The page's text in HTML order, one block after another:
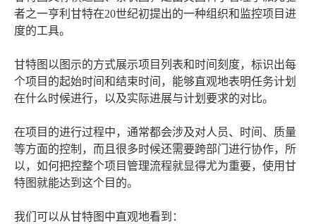
者之一亨利甘特在20世纪初提出的一种组织和监控项目进
度的工具。
甘特图以图示的方式展示项目列表和时间刻度，标识出每
个项目的起始时间和结束时间，能够直观地表明任务计划
在什么时候进行，以及实际进展与计划要求的对比。
在项目的进行过程中，通常都会涉及对人员、时间、质量
等方面的控制，而且很多时候还需要跨部门进行协作，所
以，如何把控整个项目管理流程就显得尤为重要，使用甘
特图就能达到这个目的。
我们可以从甘特图中直观地看到：